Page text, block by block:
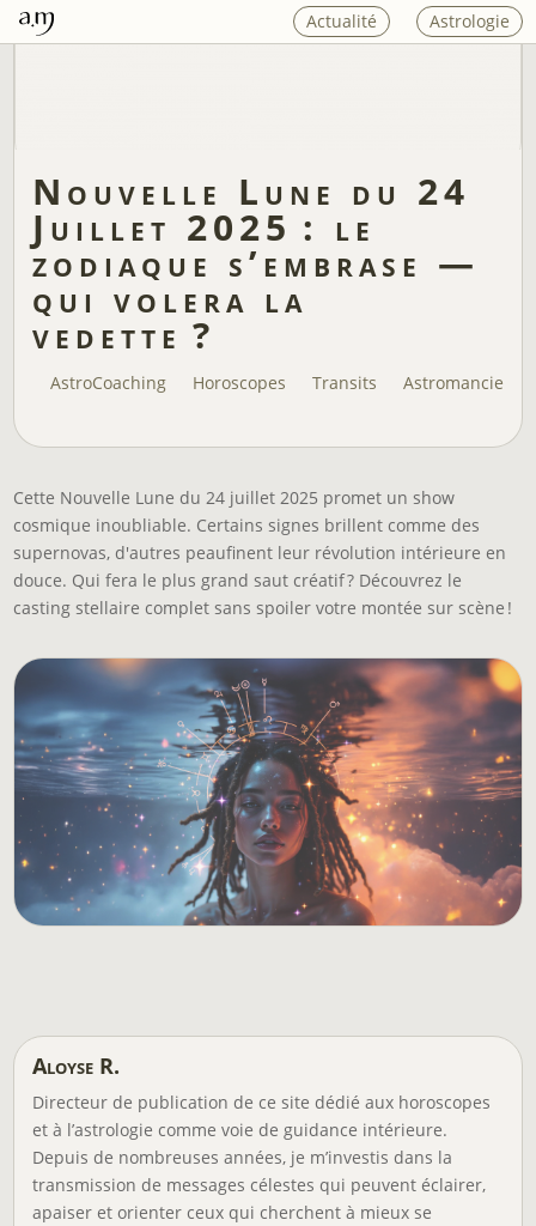
Actualité Astrologie
Nouvelle Lune du 24
Juillet 2025 : le
zodiaque s’embrase —
qui volera la
vedette ?
AstroCoaching Horoscopes Transits Astromancie
Cette Nouvelle Lune du 24 juillet 2025 promet un show
cosmique inoubliable. Certains signes brillent comme des
supernovas, d'autres peaufinent leur révolution intérieure en
douce. Qui fera le plus grand saut créatif ? Découvrez le
casting stellaire complet sans spoiler votre montée sur scène !
Aloyse R.
Directeur de publication de ce site dédié aux horoscopes
et à l’astrologie comme voie de guidance intérieure.
Depuis de nombreuses années, je m’investis dans la
transmission de messages célestes qui peuvent éclairer,
apaiser et orienter ceux qui cherchent à mieux se